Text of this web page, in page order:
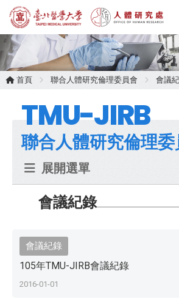
首頁 聯合人體研究倫理委員會 會議
TMU-JIRB
聯合人體研究倫理委
展開選單
會議紀錄
會議紀錄
105年TMU-JIRB會議紀錄
2016-01-01